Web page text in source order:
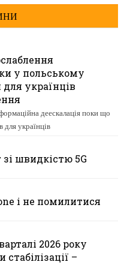
у польському
для українців
деескалація поки що
для українців
зі швидкістю 5G
і не помилитися
2026 року
–